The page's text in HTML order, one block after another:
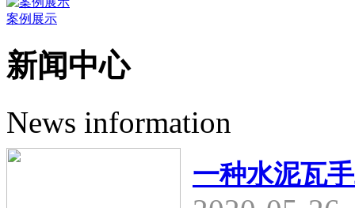
案例展示
新闻中心
News information
一种水泥瓦